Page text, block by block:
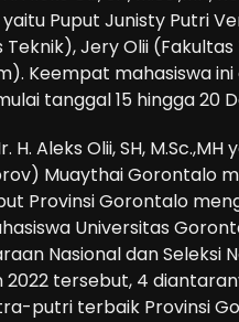
Puput Junisty Putri
Teknik), Jery Olii
Keempat mahasiswa
tanggal 15 hingga 20
H. Aleks Olii, SH,
Muaythai Gorontalo
Provinsi Gorontalo
Universitas
Nasional dan Seleksi
2022 tersebut, 4
putri terbaik Provinsi